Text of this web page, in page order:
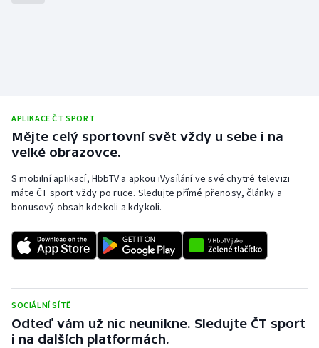
Short track
Sportovní střelba
Stolní tenis
Triatlon
Veslování
Vodní slalom
Volejbal
APLIKACE ČT SPORT
Mějte celý sportovní svět vždy u sebe i na
velké obrazovce.
S mobilní aplikací, HbbTV a apkou iVysílání ve své chytré televizi
máte ČT sport vždy po ruce. Sledujte přímé přenosy, články a
bonusový obsah kdekoli a kdykoli.
SOCIÁLNÍ SÍTĚ
Odteď vám už nic neunikne. Sledujte ČT sport
i na dalších platformách.